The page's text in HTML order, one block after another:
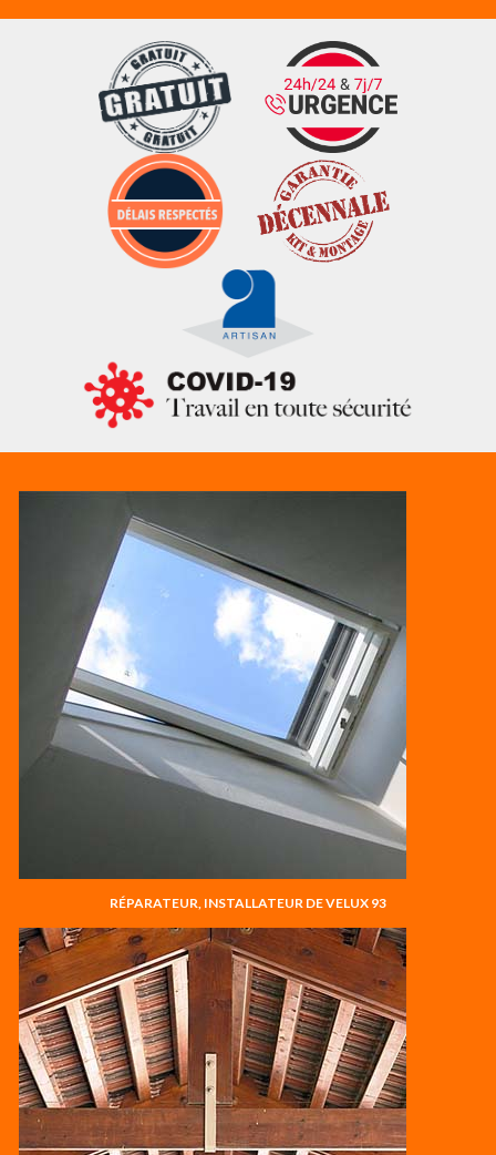
RÉPARATEUR, INSTALLATEUR DE VELUX 93